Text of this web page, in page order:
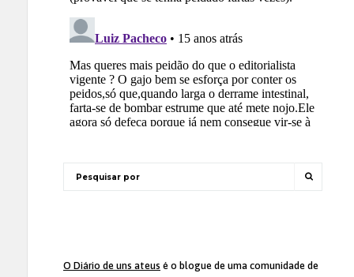
O Diário de uns ateus é o blogue de uma comunidade de